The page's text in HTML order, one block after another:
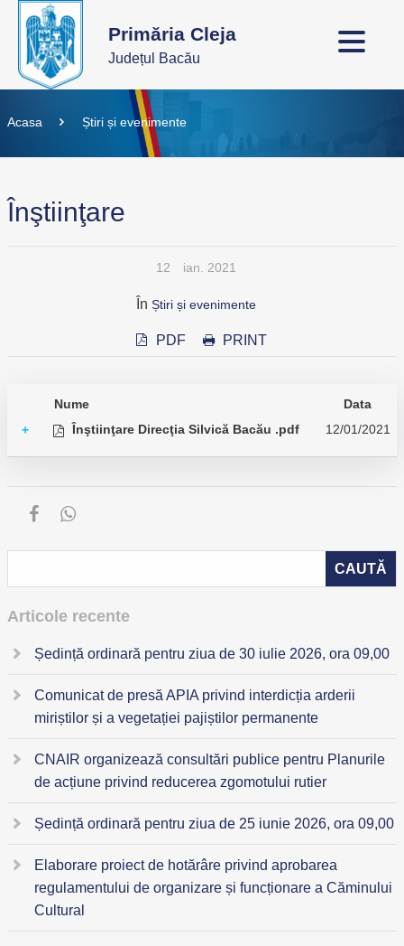
Primăria Cleja
Județul Bacău
Acasa Știri și evenimente
Înştiinţare
12 ian. 2021
În Știri și evenimente
PDF PRINT
Nume
Data
+
Înştiinţare Direcţia Silvică Bacău .pdf 12/01/2021
Articole recente
Ședință ordinară pentru ziua de 30 iulie 2026, ora 09,00
Comunicat de presă APIA privind interdicția arderii
miriștilor și a vegetației pajiștilor permanente
CNAIR organizează consultări publice pentru Planurile
de acțiune privind reducerea zgomotului rutier
Ședință ordinară pentru ziua de 25 iunie 2026, ora 09,00
Elaborare proiect de hotărâre privind aprobarea
regulamentului de organizare și funcționare a Căminului
Cultural